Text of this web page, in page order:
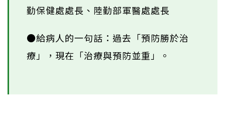
勤保健處處長、陸勤部軍醫處處長
●給病人的一句話：過去「預防勝於治
療」，現在「治療與預防並重」。